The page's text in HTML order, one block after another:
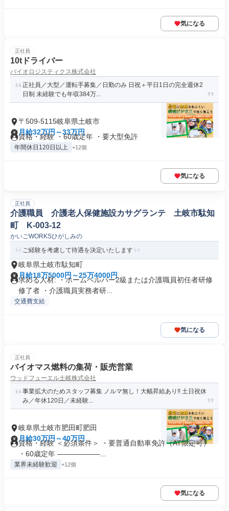
気になる
正社員
10tドライバー
バイオロジスティクス株式会社
正社員／大型／運転手募集／日勤のみ 日祝＋平日1日の完全週休2
日制 未経験でも年収384万...
〒509-5115岐阜県土岐市
月給32万円～33万円
資格・経験 ・60歳定年 ・要大型免許
年間休日120日以上 +12個
気になる
正社員
介護職員 介護老人保健施設カサグランテ 土岐市駄知
町 K-003-12
かいごWORKSひがしみの
ご経験を考慮して待遇を決定いたします
岐阜県土岐市駄知町
月給18万5000円～25万4000円
求める人材: ・ホームヘルパー2級または介護職員初任者研修
修了者 ・介護職員実務者研...
交通費支給
気になる
正社員
バイオマス燃料の集荷・販売営業
ウッドフューエル土岐株式会社
事業拡大のためスタッフ募集 ノルマ無し！大幅昇給あり!! 土日祝休
み／年休120日／未経験...
岐阜県土岐市肥田町肥田
月給30万円～40万円
資格・経験 ＜必須条件＞ ・要普通自動車免許（AT限定可）
・60歳定年 ――――――...
業界未経験歓迎 +12個
気になる